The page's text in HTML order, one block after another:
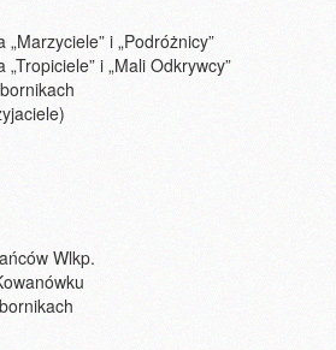
i „Podróżnicy”
i „Mali Odkrywcy”
Wlkp.